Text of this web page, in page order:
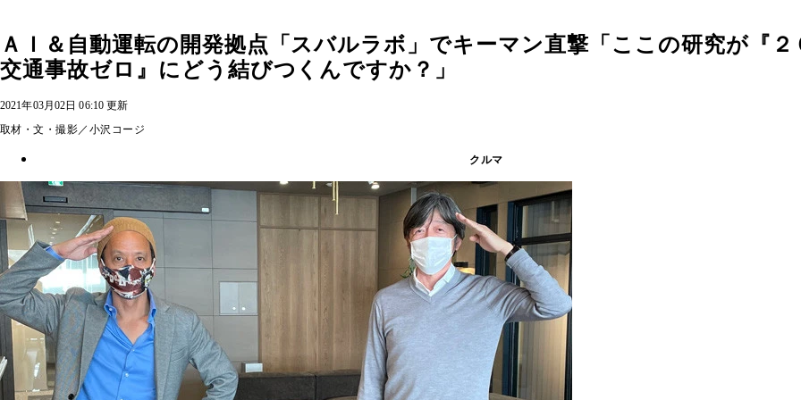
ＡＩ＆自動運転の開発拠点「スバルラボ」でキーマン直撃「ここの研究が『２
交通事故ゼロ』にどう結びつくんですか？」
2021年03月02日 06:10 更新
取材・文・撮影／小沢コージ
クルマ